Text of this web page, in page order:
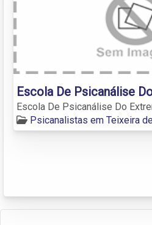
Escola De Psicanálise
Escola De Psicanálise Do
Psicanalistas em Teixeira